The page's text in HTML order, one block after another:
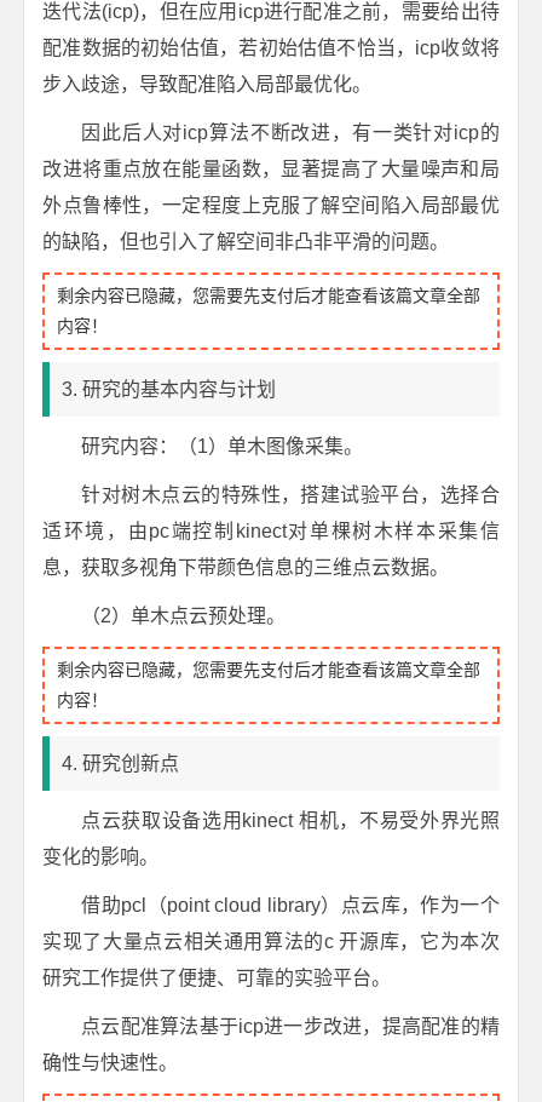
迭代法(icp)，但在应用icp进行配准之前，需要给出待
配准数据的初始估值，若初始估值不恰当，icp收敛将
步入歧途，导致配准陷入局部最优化。
因此后人对icp算法不断改进，有一类针对icp的
改进将重点放在能量函数，显著提高了大量噪声和局
外点鲁棒性，一定程度上克服了解空间陷入局部最优
的缺陷，但也引入了解空间非凸非平滑的问题。
剩余内容已隐藏，您需要先支付后才能查看该篇文章全部
内容！
3. 研究的基本内容与计划
研究内容：（1）单木图像采集。
针对树木点云的特殊性，搭建试验平台，选择合
适环境，由pc端控制kinect对单棵树木样本采集信
息，获取多视角下带颜色信息的三维点云数据。
（2）单木点云预处理。
剩余内容已隐藏，您需要先支付后才能查看该篇文章全部
内容！
4. 研究创新点
点云获取设备选用kinect 相机，不易受外界光照
变化的影响。
借助pcl（point cloud library）点云库，作为一个
实现了大量点云相关通用算法的c 开源库，它为本次
研究工作提供了便捷、可靠的实验平台。
点云配准算法基于icp进一步改进，提高配准的精
确性与快速性。